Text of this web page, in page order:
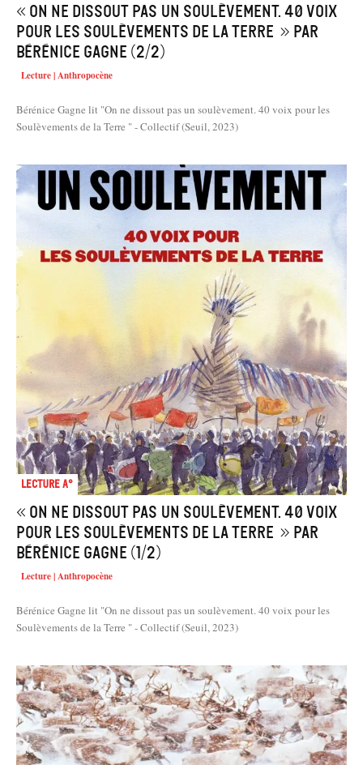
« On ne dissout pas un soulèvement. 40 voix
pour les Soulèvements de la Terre » par
Bérénice Gagne (2/2)
Lecture | Anthropocène
Bérénice Gagne lit "On ne dissout pas un soulèvement. 40 voix pour les
Soulèvements de la Terre " - Collectif (Seuil, 2023)
Lecture A°
« On ne dissout pas un soulèvement. 40 voix
pour les Soulèvements de la Terre » par
Bérénice Gagne (1/2)
Lecture | Anthropocène
Bérénice Gagne lit "On ne dissout pas un soulèvement. 40 voix pour les
Soulèvements de la Terre " - Collectif (Seuil, 2023)